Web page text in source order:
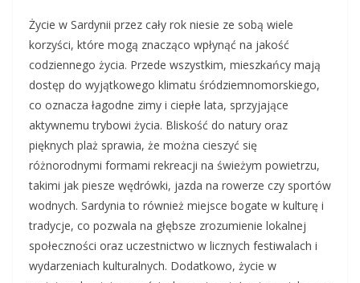
Życie w Sardynii przez cały rok niesie ze sobą wiele
korzyści, które mogą znacząco wpłynąć na jakość
codziennego życia. Przede wszystkim, mieszkańcy mają
dostęp do wyjątkowego klimatu śródziemnomorskiego,
co oznacza łagodne zimy i ciepłe lata, sprzyjające
aktywnemu trybowi życia. Bliskość do natury oraz
pięknych plaż sprawia, że można cieszyć się
różnorodnymi formami rekreacji na świeżym powietrzu,
takimi jak piesze wędrówki, jazda na rowerze czy sportów
wodnych. Sardynia to również miejsce bogate w kulturę i
tradycje, co pozwala na głębsze zrozumienie lokalnej
społeczności oraz uczestnictwo w licznych festiwalach i
wydarzeniach kulturalnych. Dodatkowo, życie w